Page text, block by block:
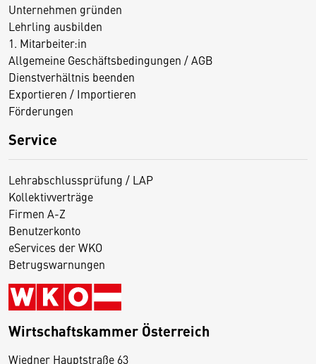
Unternehmen gründen
Lehrling ausbilden
1. Mitarbeiter:in
Allgemeine Geschäftsbedingungen / AGB
Dienstverhältnis beenden
Exportieren / Importieren
Förderungen
Service
Lehrabschlussprüfung / LAP
Kollektivverträge
Firmen A-Z
Benutzerkonto
eServices der WKO
Betrugswarnungen
Wirtschaftskammer Österreich
Wiedner Hauptstraße 63